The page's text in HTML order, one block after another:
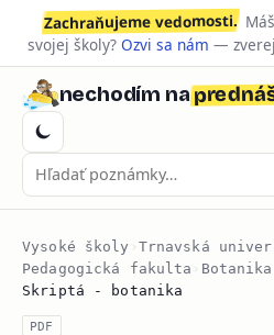
Zachraňujeme vedomosti.
svojej školy? Ozvi sa nám —
nechodím na
Vysoké školy › Trnavská
Pedagogická fakulta ›
Skriptá - botanika
PDF